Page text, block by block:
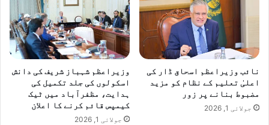
نائب وزیراعظم اسحاق ڈار کی
اعلیٰ تعلیم کے نظام کو مزید
مضبوط بنانے پر زور
جولائی 1, 2026
وزیراعظم شہباز شریف کی دانش
اسکولوں کی جلد تکمیل کی
ہدایت، مظفرآباد میں ٹیک
کیمپس قائم کرنے کا اعلان
جولائی 1, 2026